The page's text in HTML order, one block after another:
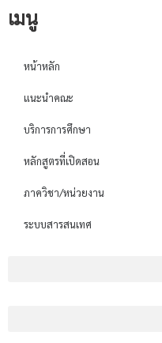
เมนู
หน้าหลัก
แนะนำคณะ
บริการการศึกษา
หลักสูตรที่เปิดสอน
ภาควิชา/หน่วยงาน
ระบบสารสนเทศ